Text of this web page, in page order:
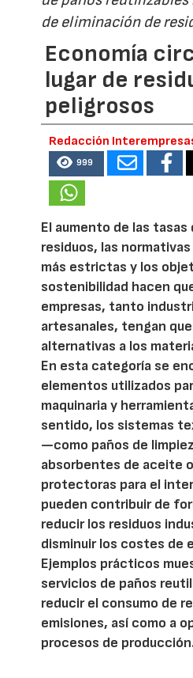
de eliminación de
Economía
lugar de
peligrosos
Redacción
999
El aumento de las tasas
residuos, las
más estrictas y los
sostenibilidad hacen
empresas, tanto
artesanales, tengan
alternativas a los
En esta categoría se
elementos utilizados
maquinaria y
sentido, los sistemas
—como paños de
absorbentes de aceite
protectoras para el
pueden contribuir de
reducir los residuos
disminuir los costes de
Ejemplos prácticos
servicios de paños
reducir el consumo de
emisiones, así como a
procesos de